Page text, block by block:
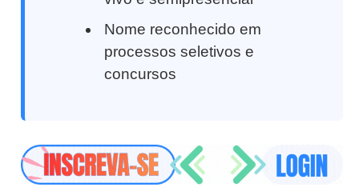
Nome reconhecido em
processos seletivos e
concursos